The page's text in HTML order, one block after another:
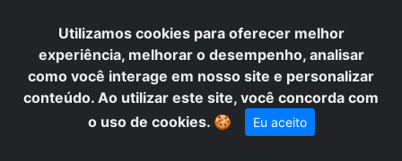
Utilizamos cookies para oferecer melhor
experiência, melhorar o desempenho, analisar
como você interage em nosso site e personalizar
conteúdo. Ao utilizar este site, você concorda com
o uso de cookies. 🍪 Eu aceito